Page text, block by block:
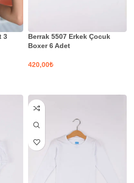
3
Berrak 5507 Erkek Çocuk
Boxer 6 Adet
₺